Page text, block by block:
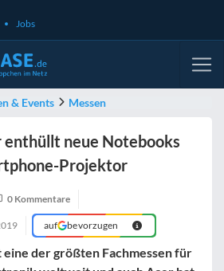
Jobs
& Events Messen
enthüllt neue Notebooks
Projektor
0 Kommentare
auf bevorzugen
eine der größten Fachmessen für